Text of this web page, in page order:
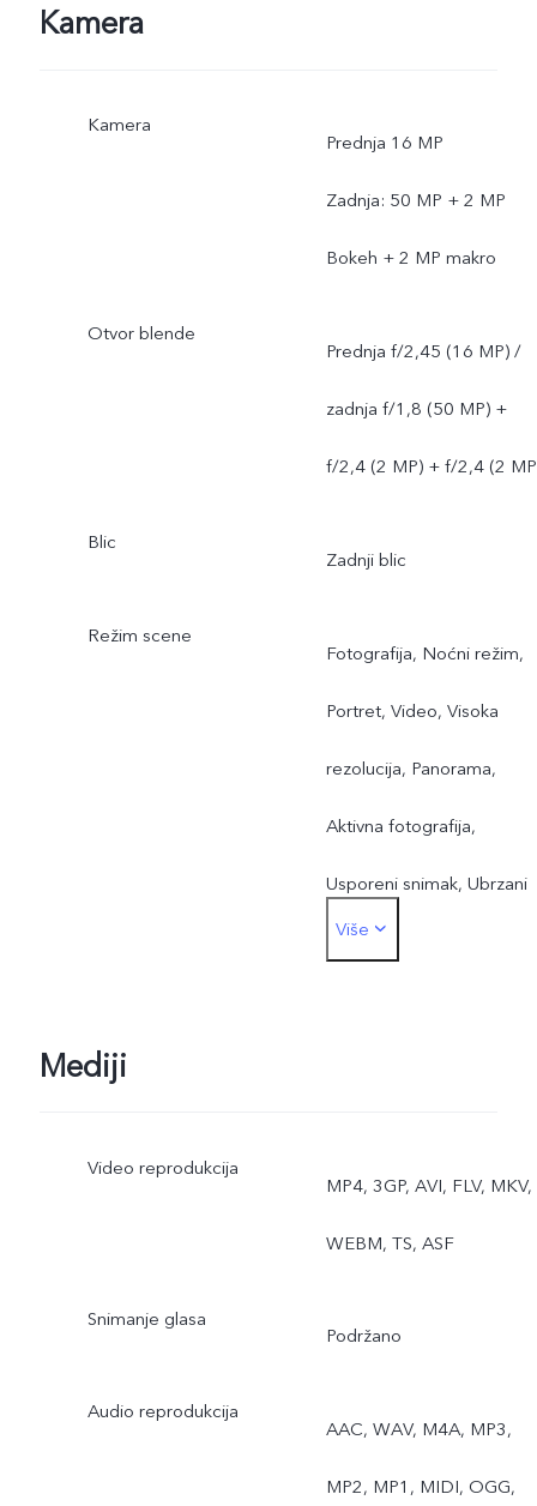
Kamera
Kamera
Prednja 16 MP
Zadnja: 50 MP + 2 MP
Bokeh + 2 MP makro
Otvor blende
Prednja f/2,45 (16 MP) /
zadnja f/1,8 (50 MP) +
f/2,4 (2 MP) + f/2,4 (2
Blic
Zadnji blic
Režim scene
Fotografija, Noćni režim,
Portret, Video, Visoka
rezolucija, Panorama,
Aktivna fotografija,
Usporeni snimak, Ubrzani
video, Profesionalni režim,
Više
Mediji
Video reprodukcija
MP4, 3GP, AVI, FLV, MKV,
WEBM, TS, ASF
Snimanje glasa
Podržano
Audio reprodukcija
AAC, WAV, M4A, MP3,
MP2, MP1, MIDI, OGG,